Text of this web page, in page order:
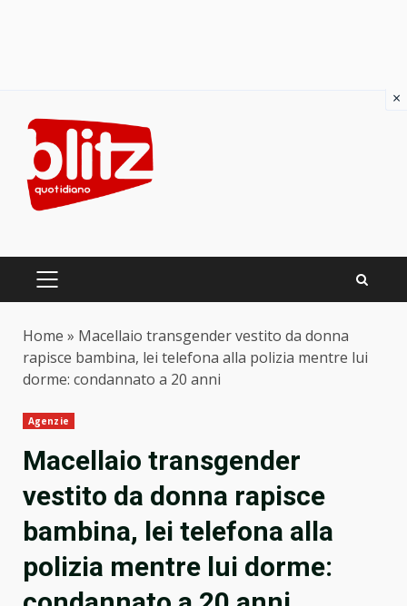
content
PRIMARY
Home » Macellaio transgender vestito da donna
rapisce bambina, lei telefona alla polizia mentre lui
dorme: condannato a 20 anni
Agenzie
Macellaio transgender
vestito da donna rapisce
bambina, lei telefona alla
polizia mentre lui dorme:
×